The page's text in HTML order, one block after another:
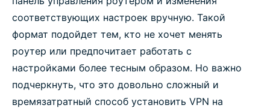
соответствующих настроек вручную. Такой
формат подойдет тем, кто не хочет менять
роутер или предпочитает работать с
настройками более тесным образом. Но важно
подчеркнуть, что это довольно сложный и
времязатратный способ установить VPN на